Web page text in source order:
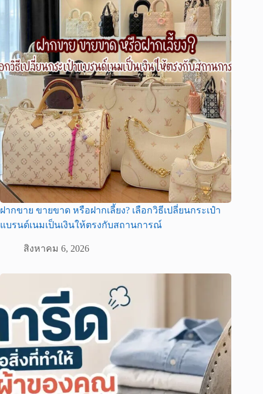
ฝากขาย ขายขาด หรือฝากเลี้ยง? เลือกวิธีเปลี่ยนกระเป๋า
แบรนด์เนมเป็นเงินให้ตรงกับสถานการณ์
สิงหาคม 6, 2026